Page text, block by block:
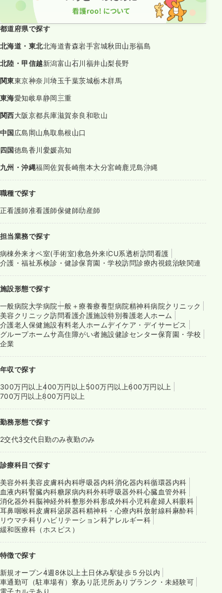
都道府県で探す
北海道・東北北海道青森岩手宮城秋田山形福島
北陸・甲信越新潟富山石川福井山梨長野
関東東京神奈川埼玉千葉茨城栃木群馬
東海愛知岐阜静岡三重
関西大阪京都兵庫滋賀奈良和歌山
中国広島岡山鳥取島根山口
四国徳島香川愛媛高知
九州・沖縄福岡佐賀長崎熊本大分宮崎鹿児島沖縄
職種で探す
正看護師准看護師保健師助産師
担当業務で探す
病棟外来オペ室(手術室)救急外来ICU系透析訪問看護
介護・福祉系検診・健診保育園・学校訪問診療内視鏡治験関連
施設形態で探す
一般病院大学病院一般＋療養療養型病院精神科病院クリニック
美容クリニック訪問看護介護施設特別養護老人ホーム
介護老人保健施設有料老人ホームデイケア・デイサービス
グループホームサ高住障がい者施設健診センター保育園・学校
企業
年収で探す
300万円以上400万円以上 500万円以上600万円以上
700万円以上800万円以上
勤務形態で探す
2交代3交代日勤のみ夜勤のみ
診療科目で探す
美容外科美容皮膚科内科呼吸器内科消化器内科循環器内科
血液内科腎臓内科糖尿病内科外科呼吸器外科心臓血管外科
消化器外科脳神経外科整形外科形成外科小児科産婦人科眼科
耳鼻咽喉科皮膚科泌尿器科精神科・心療内科放射線科麻酔科
リウマチ科リハビリテーション科アレルギー科
緩和医療科（ホスピス）
特徴で探す
新規オープン4週8休以上 土日休み駅徒歩５分以内
車通勤可（駐車場有） 寮あり託児所あり ブランク・未経験可
電子カルテあり